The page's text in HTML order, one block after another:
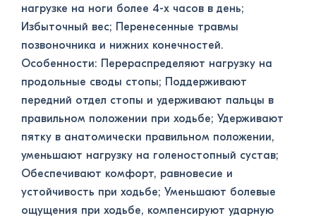
нагрузке на ноги более 4-х часов в день;
Избыточный вес; Перенесенные травмы
позвоночника и нижних конечностей.
Особенности: Перераспределяют нагрузку на
продольные своды стопы; Поддерживают
передний отдел стопы и удерживают пальцы в
правильном положении при ходьбе; Удерживают
пятку в анатомически правильном положении,
уменьшают нагрузку на голеностопный сустав;
Обеспечивают комфорт, равновесие и
устойчивость при ходьбе; Уменьшают болевые
ощущения при ходьбе, компенсируют ударную